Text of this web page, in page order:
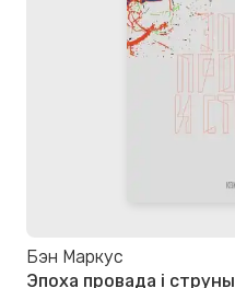
Бэн Маркус
Эпоха провада і струны